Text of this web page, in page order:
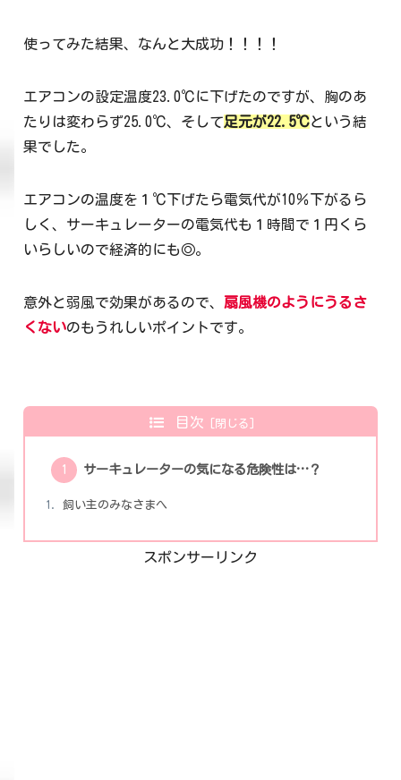
使ってみた結果、なんと大成功！！！！
エアコンの設定温度23.0℃に下げたのですが、胸のあ
たりは変わらず25.0℃、そして足元が22.5℃という結
果でした。
エアコンの温度を１℃下げたら電気代が10％下がるら
しく、サーキュレーターの電気代も１時間で１円くら
いらしいので経済的にも◎。
意外と弱風で効果があるので、 扇風機のようにうるさ
くないのもうれしいポイントです。
目次
サーキュレーターの気になる危険性は…？
飼い主のみなさまへ
スポンサーリンク